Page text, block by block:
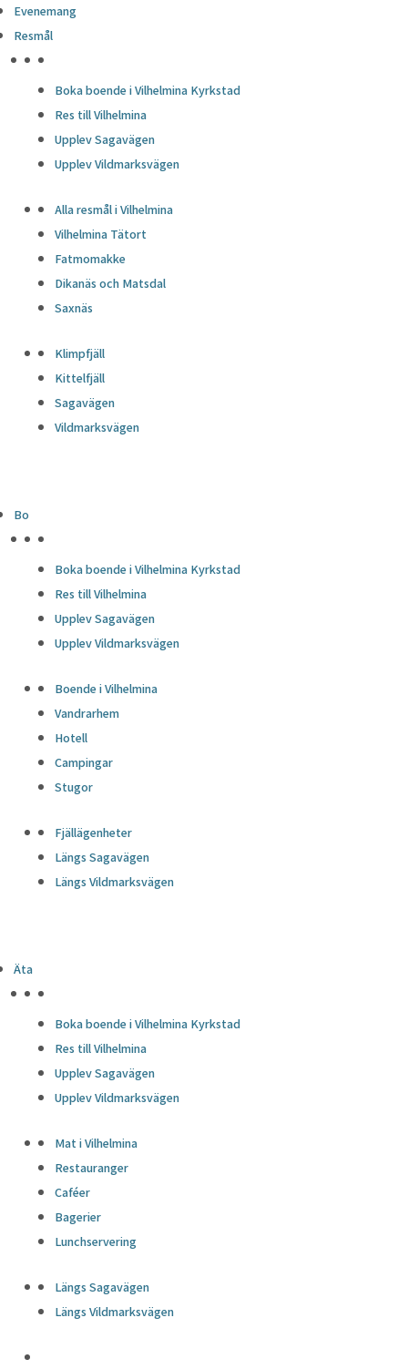
Evenemang
Resmål
Boka boende i Vilhelmina Kyrkstad
Res till Vilhelmina
Upplev Sagavägen
Upplev Vildmarksvägen
Alla resmål i Vilhelmina
Vilhelmina Tätort
Fatmomakke
Dikanäs och Matsdal
Saxnäs
Klimpfjäll
Kittelfjäll
Sagavägen
Vildmarksvägen
Bo
Boka boende i Vilhelmina Kyrkstad
Res till Vilhelmina
Upplev Sagavägen
Upplev Vildmarksvägen
Boende i Vilhelmina
Vandrarhem
Hotell
Campingar
Stugor
Fjällägenheter
Längs Sagavägen
Längs Vildmarksvägen
Äta
Boka boende i Vilhelmina Kyrkstad
Res till Vilhelmina
Upplev Sagavägen
Upplev Vildmarksvägen
Mat i Vilhelmina
Restauranger
Caféer
Bagerier
Lunchservering
Längs Sagavägen
Längs Vildmarksvägen